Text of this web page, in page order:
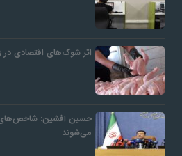
اثر شوک‌های اقتصادی در زنجیره
حسین افشین: شاخص‌های
می‌شوند